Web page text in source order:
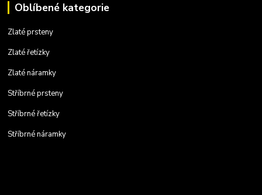
Oblíbené kategorie
Zlaté prsteny
Zlaté řetízky
Zlaté náramky
Stříbrné prsteny
Stříbrné řetízky
Stříbrné náramky